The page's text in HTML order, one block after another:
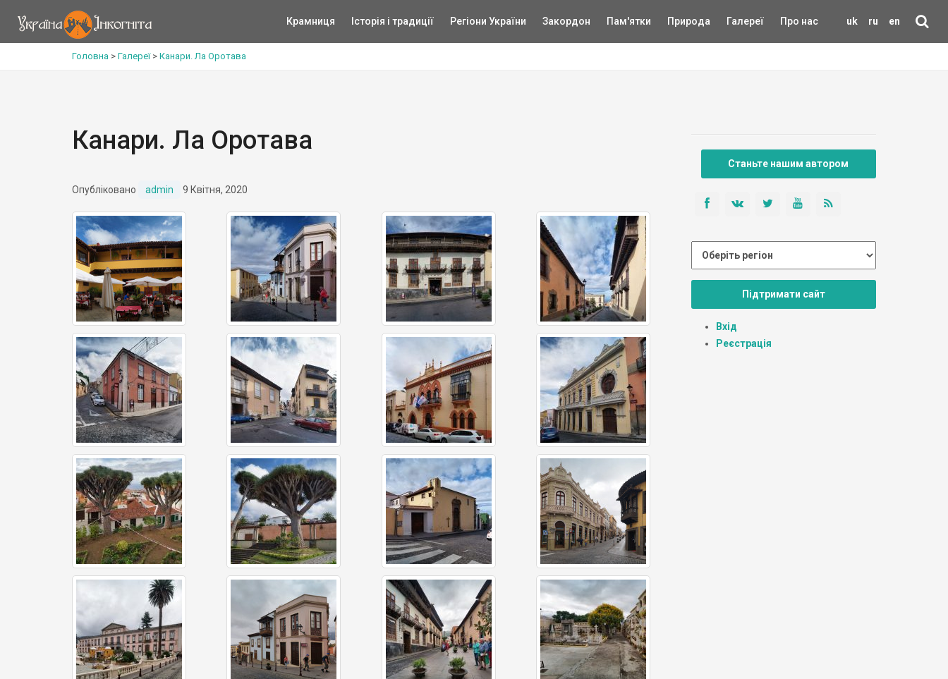
uk ru en
Крамниця Історія і традиції Регіони України Закордон Пам'ятки Природа Галереї Про нас
Головна > Галереї> Канари. Ла Оротава
Канари. Ла Оротава
Опубліковано admin 9 Квітня, 2020
Станьте нашим автором
Підтримати сайт
Вхід
Реєстрація